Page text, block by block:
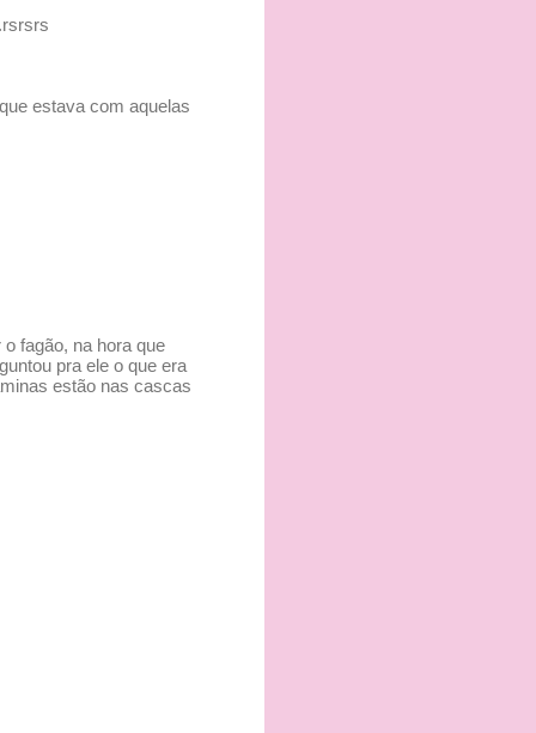
estava com aquelas
fagão, na hora que
pra ele o que era
estão nas cascas